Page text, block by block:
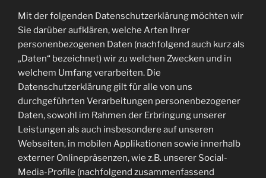
Mit der folgenden Datenschutzerklärung möchten wir
Sie darüber aufklären, welche Arten Ihrer
personenbezogenen Daten (nachfolgend auch kurz als
„Daten“ bezeichnet) wir zu welchen Zwecken und in
welchem Umfang verarbeiten. Die
Datenschutzerklärung gilt für alle von uns
durchgeführten Verarbeitungen personenbezogener
Daten, sowohl im Rahmen der Erbringung unserer
Leistungen als auch insbesondere auf unseren
Webseiten, in mobilen Applikationen sowie innerhalb
externer Onlinepräsenzen, wie z.B. unserer Social-
Media-Profile (nachfolgend zusammenfassend